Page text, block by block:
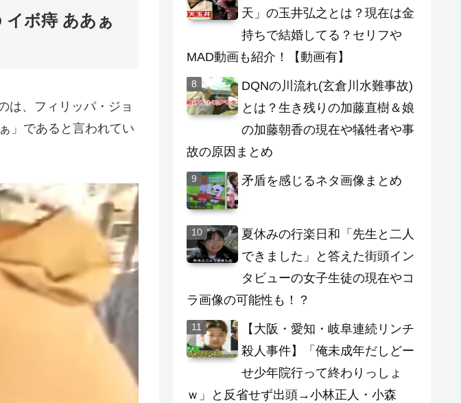
イボ痔 ああぁ
は、フィリッパ・ジョ
」であると言われてい
天」の玉井弘之とは？現在は金
持ちで結婚してる？セリフや
MAD動画も紹介！【動画有】
DQNの川流れ(玄倉川水難事故)
とは？生き残りの加藤直樹＆娘
の加藤朝香の現在や犠牲者や事
故の原因まとめ
矛盾を感じるネタ画像まとめ
夏休みの行楽日和「先生と二人
できました」と答えた街頭イン
タビューの女子生徒の現在やコ
ラ画像の可能性も！？
【大阪・愛知・岐阜連続リンチ
殺人事件】「俺未成年だしどー
せ少年院行って終わりっしょ
ｗ」と反省せず出頭→小林正人・小森